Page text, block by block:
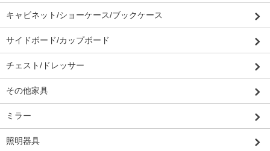
キャビネット/ショーケース/ブックケース
サイドボード/カップボード
チェスト/ドレッサー
その他家具
ミラー
照明器具